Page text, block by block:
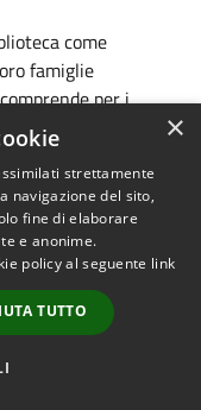
come
famiglie
per i
tramite la lettura
e scambio
comunale di
20.
rapide
cura di E.D.A.
Ricette per
×
strettamente
navigazione del sito,
fine di elaborare
e anonime.
policy al seguente link
TUTTO